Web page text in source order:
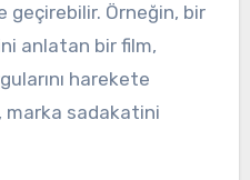
geçirebilir. Örneğin, bir
anlatan bir film,
harekete
marka sadakatini